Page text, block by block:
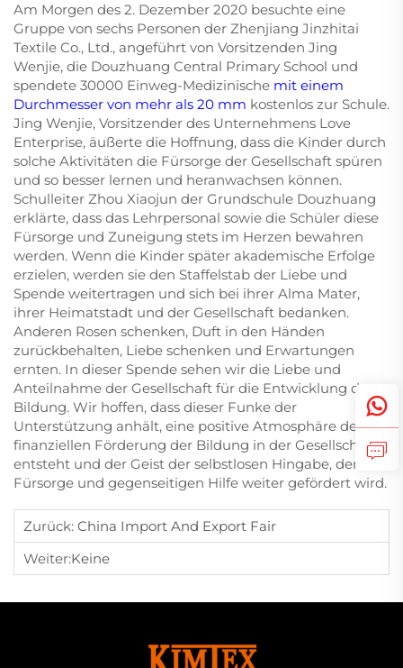
Am Morgen des 2. Dezember 2020 besuchte eine
Gruppe von sechs Personen der Zhenjiang Jinzhitai
Textile Co., Ltd., angeführt von Vorsitzenden Jing
Wenjie, die Douzhuang Central Primary School und
spendete 30000 Einweg-Medizinische mit einem
Durchmesser von mehr als 20 mm kostenlos zur Schule.
Jing Wenjie, Vorsitzender des Unternehmens Love
Enterprise, äußerte die Hoffnung, dass die Kinder durch
solche Aktivitäten die Fürsorge der Gesellschaft spüren
und so besser lernen und heranwachsen können.
Schulleiter Zhou Xiaojun der Grundschule Douzhuang
erklärte, dass das Lehrpersonal sowie die Schüler diese
Fürsorge und Zuneigung stets im Herzen bewahren
werden. Wenn die Kinder später akademische Erfolge
erzielen, werden sie den Staffelstab der Liebe und
Spende weitertragen und sich bei ihrer Alma Mater,
ihrer Heimatstadt und der Gesellschaft bedanken.
Anderen Rosen schenken, Duft in den Händen
zurückbehalten, Liebe schenken und Erwartungen
ernten. In dieser Spende sehen wir die Liebe und
Anteilnahme der Gesellschaft für die Entwicklung der
Bildung. Wir hoffen, dass dieser Funke der
Unterstützung anhält, eine positive Atmosphäre der
finanziellen Förderung der Bildung in der Gesellschaft
entsteht und der Geist der selbstlosen Hingabe, der
Fürsorge und gegenseitigen Hilfe weiter gefördert wird.
Zurück: China Import And Export Fair
Weiter:Keine